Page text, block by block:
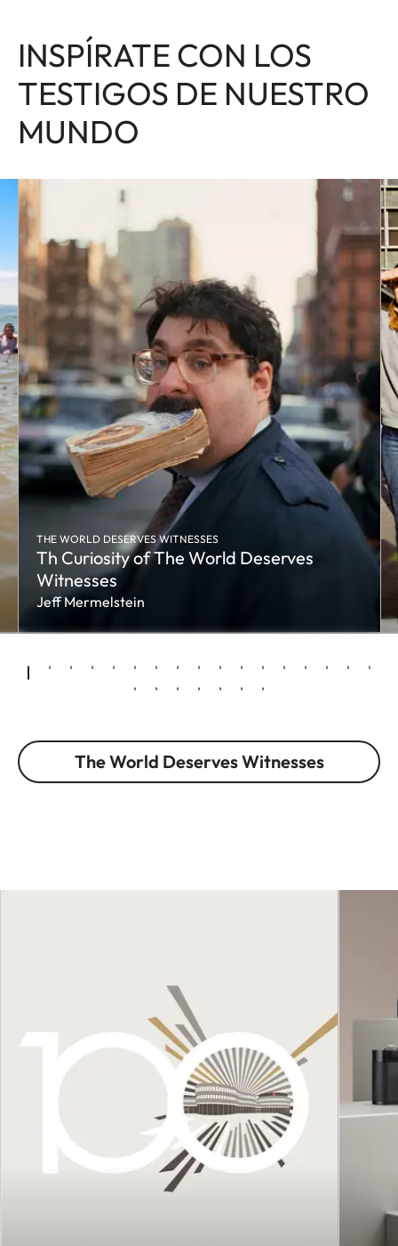
INSPÍRATE CON LOS
TESTIGOS DE NUESTRO
MUNDO
THE WORLD DESERVES WITNESSES
Th Curiosity of The World Deserves
Witnesses
Jeff Mermelstein
The World Deserves Witnesses